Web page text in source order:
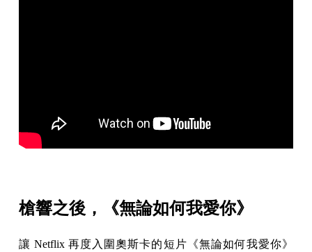
槍響之後，《無論如何我愛你》
讓 Netflix 再度入圍奧斯卡的短片《無論如何我愛你》